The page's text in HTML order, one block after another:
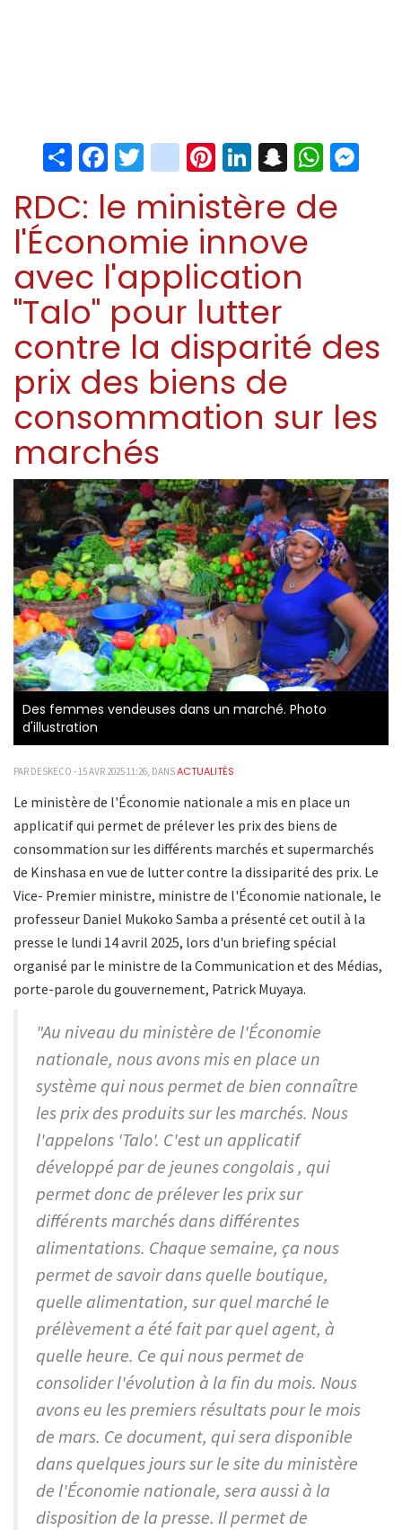
ShareFacebook
Twitter
instagram
Pinterest
LinkedIn
Snapchat
RDC: le ministère de
l'Économie innove
avec l'application
"Talo" pour lutter
contre la disparité des
prix des biens de
consommation sur les
marchés
Des femmes vendeuses dans un marché. Photo
d'illustration
PAR DESKECO - 15 AVR 2025 11:26, DANSACTUALITÉS
Le ministère de l'Économie nationale a mis en place un
applicatif qui permet de prélever les prix des biens de
consommation sur les différents marchés et supermarchés
de Kinshasa en vue de lutter contre la dissiparité des prix. Le
Vice- Premier ministre, ministre de l'Économie nationale, le
professeur Daniel Mukoko Samba a présenté cet outil à la
presse le lundi 14 avril 2025, lors d'un briefing spécial
organisé par le ministre de la Communication et des Médias,
porte-parole du gouvernement, Patrick Muyaya.
"Au niveau du ministère de l'Économie
nationale, nous avons mis en place un
système qui nous permet de bien connaître
les prix des produits sur les marchés. Nous
l'appelons 'Talo'. C'est un applicatif
développé par de jeunes congolais , qui
permet donc de prélever les prix sur
différents marchés dans différentes
alimentations. Chaque semaine, ça nous
permet de savoir dans quelle boutique,
quelle alimentation, sur quel marché le
prélèvement a été fait par quel agent, à
quelle heure. Ce qui nous permet de
consolider l'évolution à la fin du mois. Nous
avons eu les premiers résultats pour le mois
de mars. Ce document, qui sera disponible
dans quelques jours sur le site du ministère
de l'Économie nationale, sera aussi à la
disposition de la presse. Il permet de